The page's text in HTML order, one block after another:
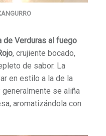
de Verduras al fuego
, crujiente bocado,
de sabor. La
en estilo a la de la
se aliña
aromatizándola con